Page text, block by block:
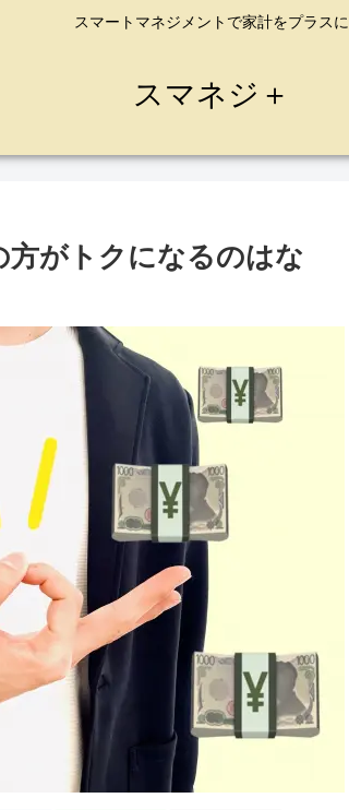
スマートマネジメントで家計をプラスに
スマネジ＋
がトクになるのはな